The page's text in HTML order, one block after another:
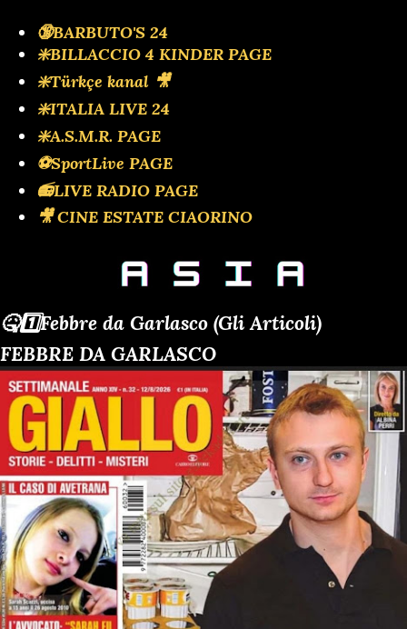
🔞BARBUTO'S 24
❇️BILLACCIO 4 KINDER PAGE
❇️Türkçe kanal 🎥
❇️ITALIA LIVE 24
❇️A.S.M.R. PAGE
⚽SportLive PAGE
📻LIVE RADIO PAGE
🎥 CINE ESTATE CIAORINO
🤒1️⃣Febbre da Garlasco (Gli Articoli)
FEBBRE DA GARLASCO